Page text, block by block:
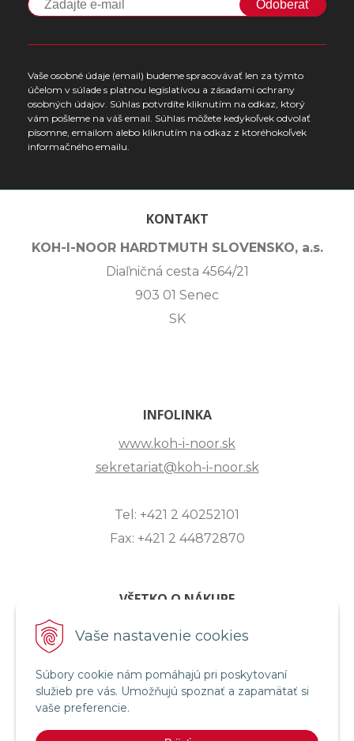
Vaše nastavenie cookies
Súbory cookie nám pomáhajú pri poskytovaní
služieb pre vás. Umožňujú spoznať a zapamätať si
vaše preferencie.
Odoberať
Vaše osobné údaje (email) budeme spracovávať len za týmto
účelom v súlade s platnou legislatívou a zásadami ochrany
osobných údajov. Súhlas potvrdíte kliknutím na odkaz, ktorý
vám pošleme na váš email. Súhlas môžete kedykoľvek odvolať
písomne, emailom alebo kliknutím na odkaz z ktoréhokoľvek
informačného emailu.
KONTAKT
KOH-I-NOOR HARDTMUTH SLOVENSKO, a.s.
Diaľničná cesta 4564/21
903 01 Senec
SK
INFOLINKA
www.koh-i-noor.sk
sekretariat@koh-i-noor.sk
Tel: +421 2 40252101
Fax: +421 2 44872870
VŠETKO O NÁKUPE
ZASLANIE OTÁZKY
OBCHODNÉ PODMIENKY
REKLAMAČNÝ PORIADOK